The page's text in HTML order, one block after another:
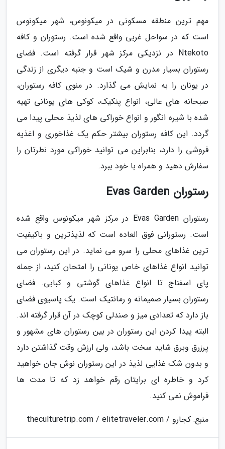
مهم ترین منطقه مسکونی در میکونوس، شهر میکونوس
است که در سواحل غربی واقع شده است. رستوران و کافه
Ntekoto در نزدیکی مرکز شهر قرار گرفته است. فضای
رستوران بسیار مدرن و شیک است و جنبه دیگری از زندگی
در یونان را به نمایش می گذارد. در منوی کافه رستوران،
صبحانه های عالی، انواع پنکیک، کوکی های یونانی تهیه
شده با شیره انگور و انواع خوراکی های لذیذ محلی پیدا می
گردد. این کافه رستوران بیشتر حکم یک غذاخوری و اغذیه
فروشی را دارد، بنابراین می توانید خوراکی مورد نطرتان را
سفارش دهید و همراه با خود ببرد.
رستوران Evas Garden
رستوران Evas Garden در مرکز شهر میکونوس واقع شده
است. رستورانی فوق العاده است که لذیذترین و باکیفیت
ترین غذاهای محلی را سرو می نماید. در این رستوران می
توانید انواع غذاهای خاص یونانی را امتحان کنید، از جمله
پای اسفناج تا انواع غذاهای گوشتی و کبابی. فضای
رستوران بسیار صمیمانه و رمانتیک است. یک پاسیوی فضای
باز دارد که تعدادی میز و صندلی کوچک در آن قرار گرفته اند.
البته پیدا کردن این رستوران در بین رستوران های مشهور و
پرزرق وبرق شاید سخت باشد، ولی ارزش وقت گذاشتن دارد
و بدون شک غذایی لذیذ در این رستوران نوش جان خواهید
کرد و خاطره ای برایتان رقم خواهد زد که تا مدت ها
فراموش نمی کنید.
منبع: کجارو / theculturetrip.com / elitetraveler.com